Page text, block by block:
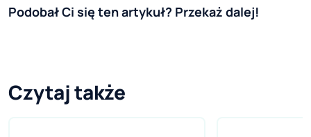
Podobał Ci się ten artykuł? Przekaż dalej!
Czytaj także